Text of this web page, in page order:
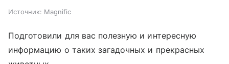
Источник: Magnific
Подготовили для вас полезную и интересную
информацию о таких загадочных и прекрасных